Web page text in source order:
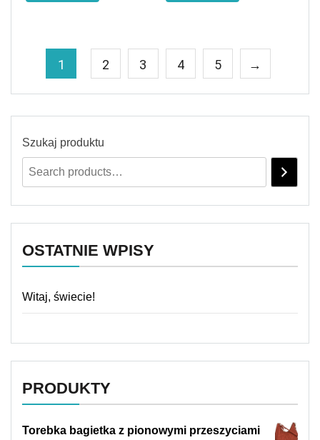
1 2 3 4 5 →
Szukaj produktu
OSTATNIE WPISY
Witaj, świecie!
PRODUKTY
Torebka bagietka z pionowymi przeszyciami